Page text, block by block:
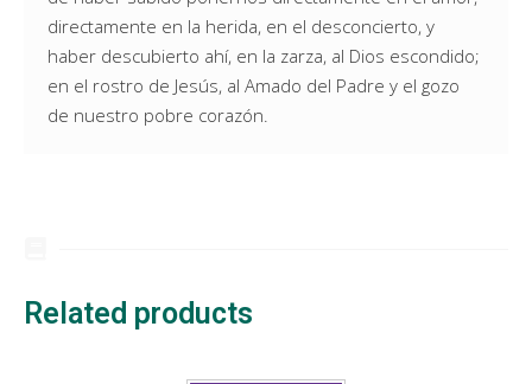
directamente en la herida, en el desconcierto, y
haber descubierto ahí, en la zarza, al Dios escondido;
en el rostro de Jesús, al Amado del Padre y el gozo
de nuestro pobre corazón.
Related products